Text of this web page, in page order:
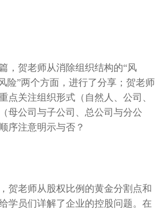
，贺老师从消除组织结构的“风
险”两个方面，进行了分享；贺老师
点关注组织形式（自然人、公司、
母公司与子公司、总公司与分公
序注意明示与否？
贺老师从股权比例的黄金分割点和
学员们详解了企业的控股问题。在